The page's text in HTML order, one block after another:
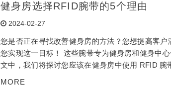
健身房选择RFID腕带的5个理由
2024-02-27
您是否正在寻找改善健身房的方法？您想提高客
您实现这一目标！ 这些腕带专为健身房和健身中
文中，我们将探讨您应该在健身房中使用 RFID
MORE